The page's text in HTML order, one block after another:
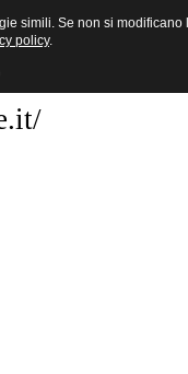
simili. Se non si
policy.